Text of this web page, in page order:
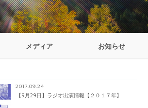
メディア お知らせ
2017.09.24
【9月29日】ラジオ出演情報【２０１７年】